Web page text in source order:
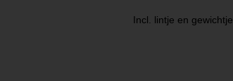
Incl. lintje en gewichtje